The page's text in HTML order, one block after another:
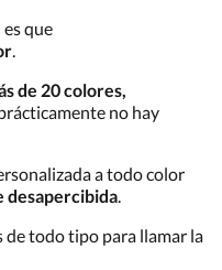
que
.
de 20 colores,
no hay
a todo color
desapercibida.
de todo tipo para llamar la